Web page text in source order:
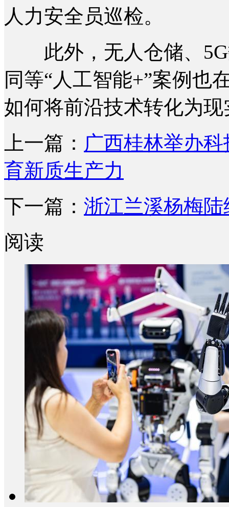
人力安全员巡检。
此外，无人仓储、5G
同等“人工智能+”案例也
如何将前沿技术转化为
上一篇： 广西桂林举办
育新质生产力
下一篇： 浙江兰溪杨梅陆
阅读